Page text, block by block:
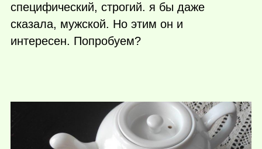
специфический, строгий. я бы даже
сказала, мужской. Но этим он и
интересен. Попробуем?